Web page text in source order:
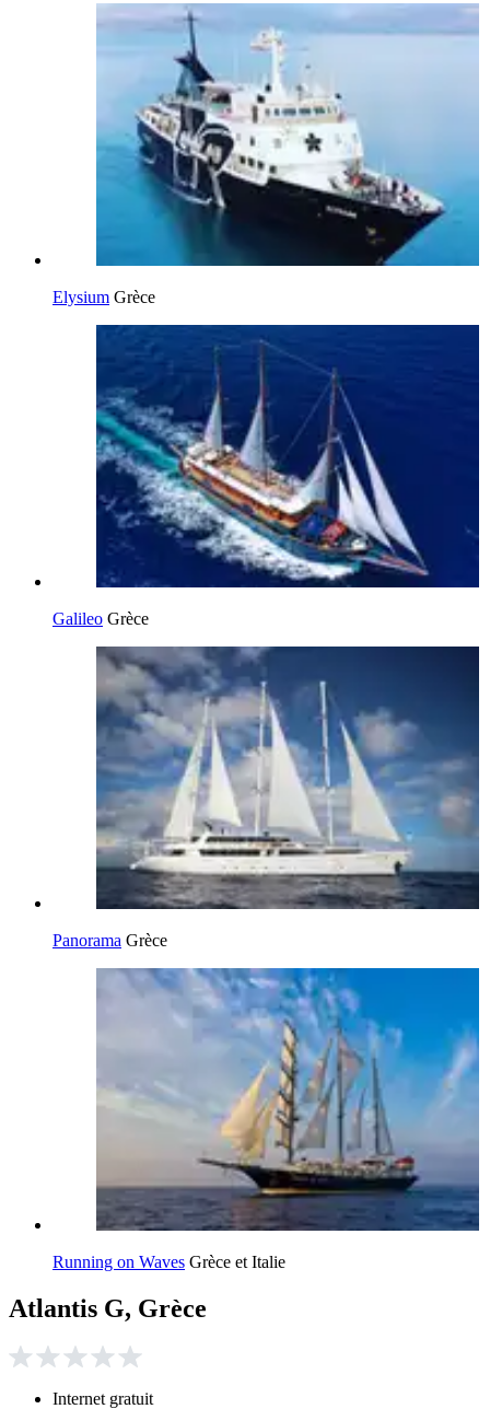
Elysium Grèce
Galileo Grèce
Panorama Grèce
Running on Waves Grèce et Italie
Atlantis G, Grèce
Internet gratuit